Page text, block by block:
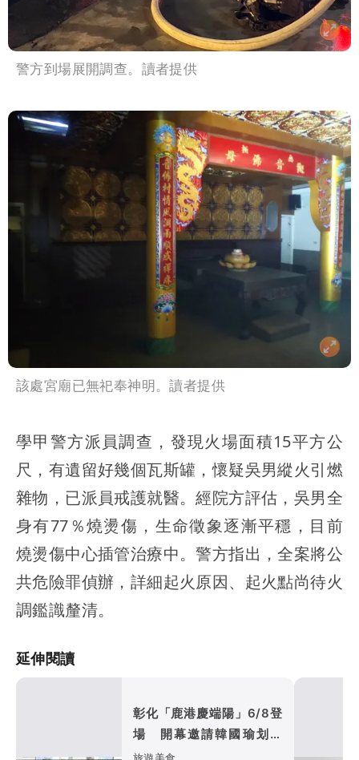
警方到場展開調查。讀者提供
該處宮廟已無祀奉神明。讀者提供
學甲警方派員調查，發現火場面積15平方公
尺，有遺留好幾個瓦斯罐，懷疑吳男縱火引燃
雜物，已派員戒護就醫。經院方評估，吳男全
身有77％燒燙傷，生命徵象逐漸平穩，目前
燒燙傷中心插管治療中。警方指出，全案將公
共危險罪偵辦，詳細起火原因、起火點尚待火
調鑑識釐清。
延伸閱讀
彰化「鹿港慶端陽」6/8登
場 開幕邀請韓國瑜划龍
舟！3大活動必訪